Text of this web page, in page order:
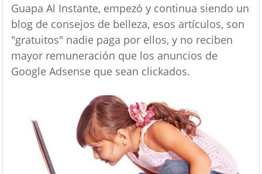
Guapa Al Instante, empezó y continua siendo un
blog de consejos de belleza, esos artículos, son
"gratuitos" nadie paga por ellos, y no reciben
mayor remuneración que los anuncios de
Google Adsense que sean clickados.